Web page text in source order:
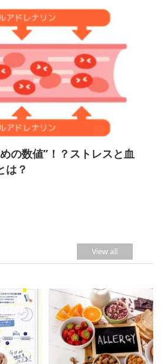
の数値”！？ストレスと血
は？
View all